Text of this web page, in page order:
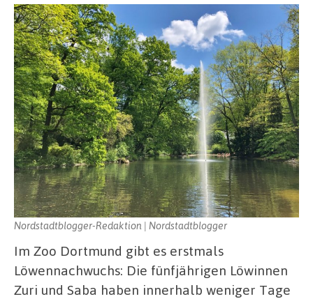
Nordstadtblogger-Redaktion | Nordstadtblogger
Im Zoo Dortmund gibt es erstmals
Löwennachwuchs: Die fünfjährigen Löwinnen
Zuri und Saba haben innerhalb weniger Tage